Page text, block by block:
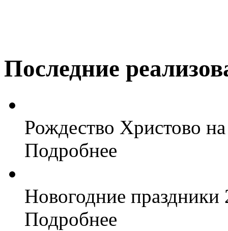
Последние
Рождество Христово
Подробнее
Новогодние праздники
Подробнее